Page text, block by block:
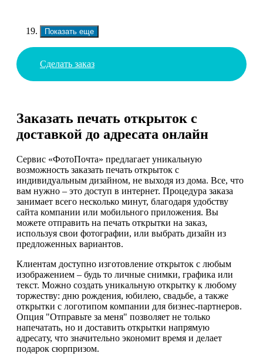
Показать еще
Сделать заказ
Заказать печать открыток с
доставкой до адресата онлайн
Сервис «ФотоПочта» предлагает уникальную
возможность заказать печать открыток с
индивидуальным дизайном, не выходя из дома. Все, что
вам нужно – это доступ в интернет. Процедура заказа
занимает всего несколько минут, благодаря удобству
сайта компании или мобильного приложения. Вы
можете отправить на печать открытки на заказ,
используя свои фотографии, или выбрать дизайн из
предложенных вариантов.
Клиентам доступно изготовление открыток с любым
изображением – будь то личные снимки, графика или
текст. Можно создать уникальную открытку к любому
торжеству: дню рождения, юбилею, свадьбе, а также
открытки с логотипом компании для бизнес-партнеров.
Опция "Отправьте за меня" позволяет не только
напечатать, но и доставить открытки напрямую
адресату, что значительно экономит время и делает
подарок сюрпризом.